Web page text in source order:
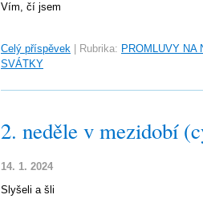
Vím, čí jsem
Celý příspěvek Rubrika: PROMLUVY NA
SVÁTKY
2. neděle v mezidobí
14. 1. 2024
Slyšeli a šli